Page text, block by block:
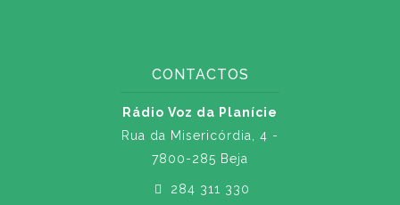
CONTACTOS
Rádio Voz da Planície
Rua da Misericórdia, 4 -
7800-285 Beja
284 311 330